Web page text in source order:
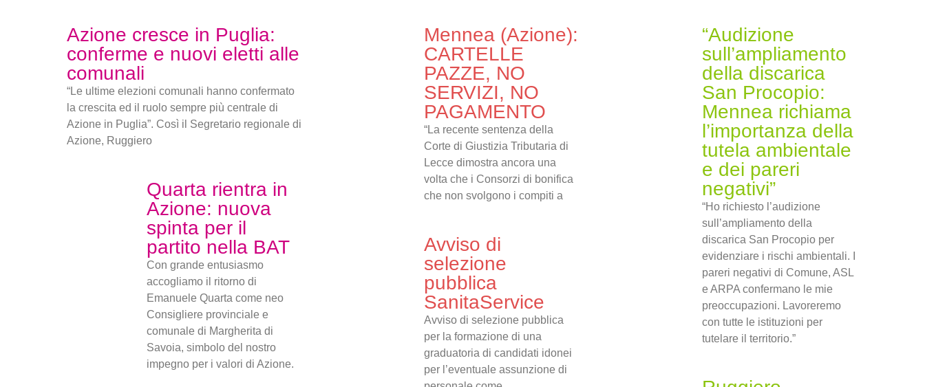
Azione cresce in Puglia:
conferme e nuovi eletti alle
comunali
“Le ultime elezioni comunali hanno confermato
la crescita ed il ruolo sempre più centrale di
Azione in Puglia”. Così il Segretario regionale di
Azione, Ruggiero
Quarta rientra in
Azione: nuova
spinta per il
partito nella BAT
Con grande entusiasmo
accogliamo il ritorno di
Emanuele Quarta come neo
Consigliere provinciale e
comunale di Margherita di
Savoia, simbolo del nostro
impegno per i valori di Azione.
Mennea (Azione):
CARTELLE
PAZZE, NO
SERVIZI, NO
PAGAMENTO
“La recente sentenza della
Corte di Giustizia Tributaria di
Lecce dimostra ancora una
volta che i Consorzi di bonifica
che non svolgono i compiti a
Avviso di
selezione
pubblica
SanitaService
Avviso di selezione pubblica
per la formazione di una
graduatoria di candidati idonei
per l’eventuale assunzione di
“Audizione
sull’ampliamento
della discarica
San Procopio:
Mennea richiama
l’importanza della
tutela ambientale
e dei pareri
negativi”
“Ho richiesto l’audizione
sull’ampliamento della
discarica San Procopio per
evidenziare i rischi ambientali. I
pareri negativi di Comune, ASL
e ARPA confermano le mie
preoccupazioni. Lavoreremo
con tutte le istituzioni per
tutelare il territorio.”